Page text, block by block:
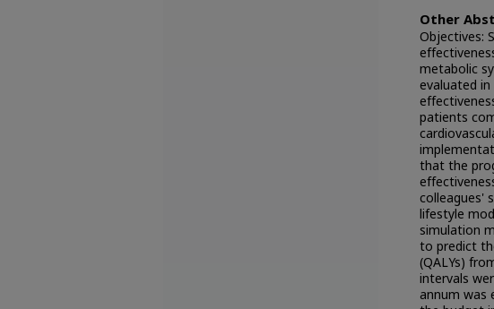
Other
Objectives:
metabolic
evaluated
patients
that the
colleagues'
lifestyle
simulation
to predict
(QALYs)
intervals
annum was